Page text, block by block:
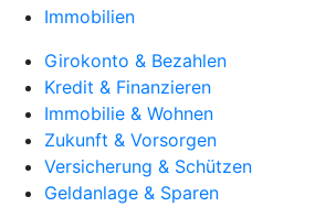
Immobilien
Girokonto & Bezahlen
Kredit & Finanzieren
Immobilie & Wohnen
Zukunft & Vorsorgen
Versicherung & Schützen
Geldanlage & Sparen